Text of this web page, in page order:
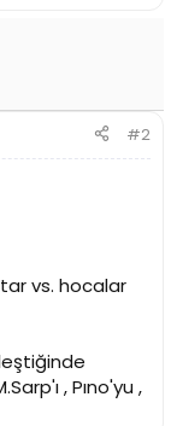
#2
vs. hocalar
, Pıno'yu ,